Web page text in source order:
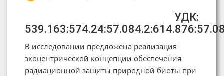
УДК:
В исследовании предложена реализация
экоцентрической концепции обеспечения
радиационной защиты природной биоты при